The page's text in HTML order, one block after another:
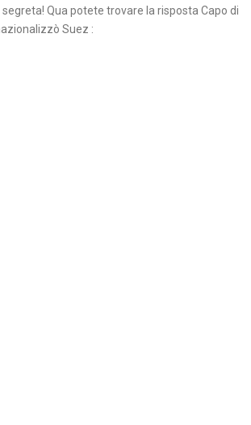
Qua potete trovare la risposta Capo di
Suez :